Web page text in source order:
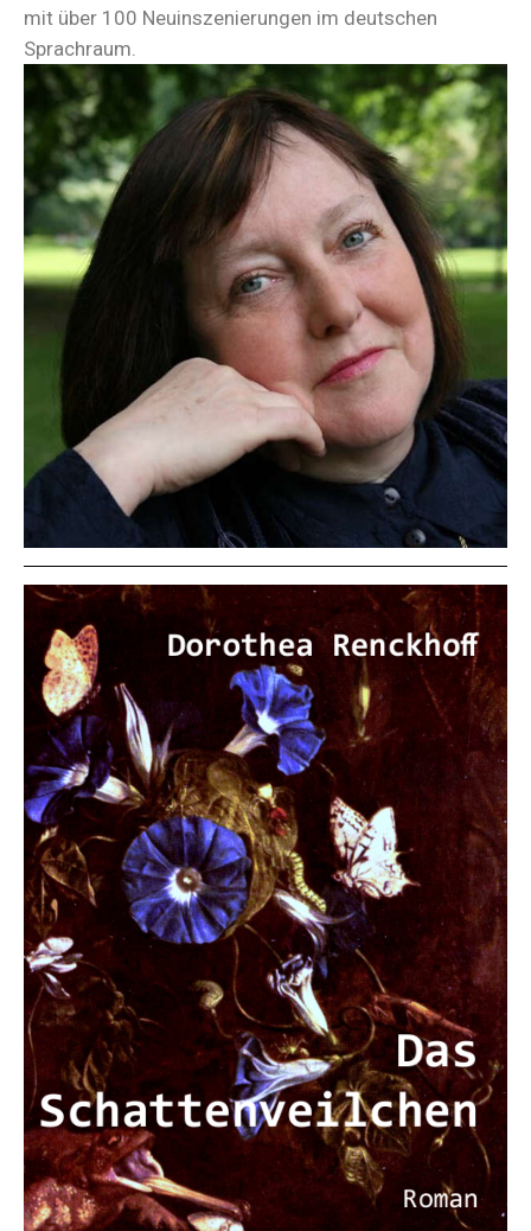
mit über 100 Neuinszenierungen im deutschen
Sprachraum.